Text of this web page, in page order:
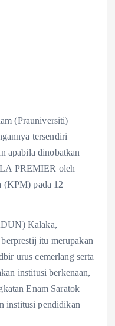
(Prauniversiti)
tersendiri
apabila dinobatkan
PREMIER oleh
(KPM) pada 12
Kalaka,
itu merupakan
urus cemerlang serta
institusi berkenaan,
Enam Saratok
institusi pendidikan